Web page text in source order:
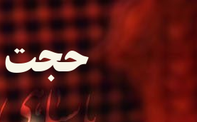
حجت